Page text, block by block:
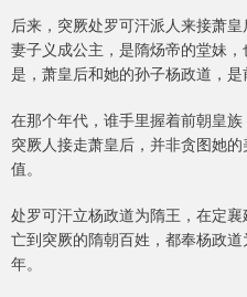
后来，突厥处罗可汗派人来接萧
妻子义成公主，是隋炀帝的堂妹
是，萧皇后和她的孙子杨政道，是
在那个年代，谁手里握着前朝皇
突厥人接走萧皇后，并非贪图她
值。
处罗可汗立杨政道为隋王，在定
亡到突厥的隋朝百姓，都奉杨政
年。